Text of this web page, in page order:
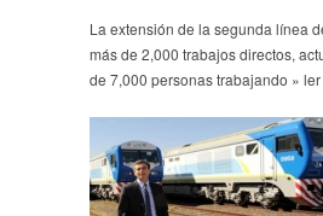
La extensión de la segunda línea
más de 2,000 trabajos directos,
de 7,000 personas trabajando »